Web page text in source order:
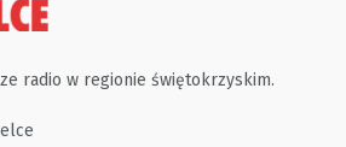
radio w regionie świętokrzyskim.